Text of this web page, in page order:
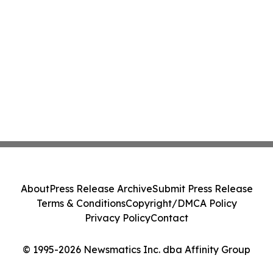
© 1995-2026 Newsmatics Inc. dba Affinity Group
AboutPress Release ArchiveSubmit Press Release
Terms & ConditionsCopyright/DMCA Policy
Privacy PolicyContact